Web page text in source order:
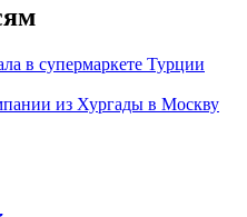
в супермаркете Турции
из Хургады в Москву